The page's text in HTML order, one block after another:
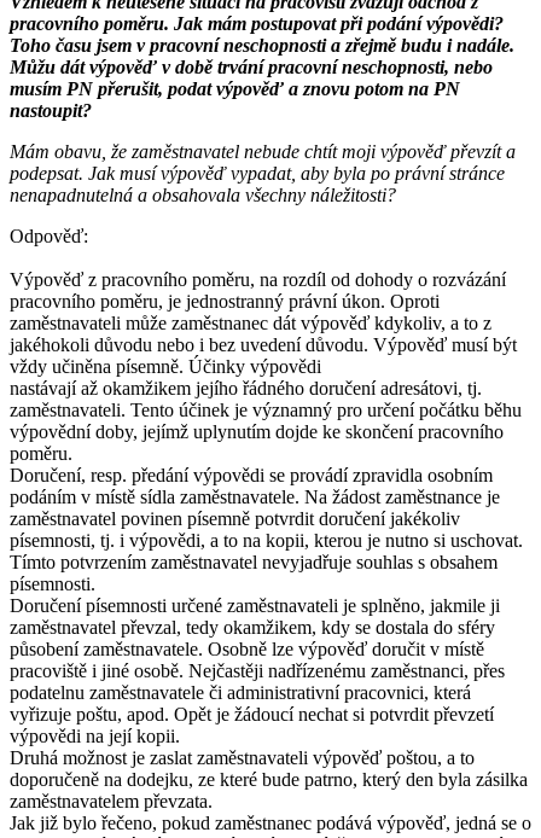
pracovního poměru. Jak mám postupovat při podání výpovědi?
Toho času jsem v pracovní neschopnosti a zřejmě budu i nadále.
Můžu dát výpověď v době trvání pracovní neschopnosti, nebo
musím PN přerušit, podat výpověď a znovu potom na PN
nastoupit?
Mám obavu, že zaměstnavatel nebude chtít moji výpověď převzít a
podepsat. Jak musí výpověď vypadat, aby byla po právní stránce
nenapadnutelná a obsahovala všechny náležitosti?
Odpověď:
Výpověď z pracovního poměru, na rozdíl od dohody o rozvázání
pracovního poměru, je jednostranný právní úkon. Oproti
zaměstnavateli může zaměstnanec dát výpověď kdykoliv, a to z
jakéhokoli důvodu nebo i bez uvedení důvodu. Výpověď musí být
vždy učiněna písemně. Účinky výpovědi
nastávají až okamžikem jejího řádného doručení adresátovi, tj.
zaměstnavateli. Tento účinek je významný pro určení počátku běhu
výpovědní doby, jejímž uplynutím dojde ke skončení pracovního
poměru.
Doručení, resp. předání výpovědi se provádí zpravidla osobním
podáním v místě sídla zaměstnavatele. Na žádost zaměstnance je
zaměstnavatel povinen písemně potvrdit doručení jakékoliv
písemnosti, tj. i výpovědi, a to na kopii, kterou je nutno si uschovat.
Tímto potvrzením zaměstnavatel nevyjadřuje souhlas s obsahem
písemnosti.
Doručení písemnosti určené zaměstnavateli je splněno, jakmile ji
zaměstnavatel převzal, tedy okamžikem, kdy se dostala do sféry
působení zaměstnavatele. Osobně lze výpověď doručit v místě
pracoviště i jiné osobě. Nejčastěji nadřízenému zaměstnanci, přes
podatelnu zaměstnavatele či administrativní pracovnici, která
vyřizuje poštu, apod. Opět je žádoucí nechat si potvrdit převzetí
výpovědi na její kopii.
Druhá možnost je zaslat zaměstnavateli výpověď poštou, a to
doporučeně na dodejku, ze které bude patrno, který den byla zásilka
zaměstnavatelem převzata.
Jak již bylo řečeno, pokud zaměstnanec podává výpověď, jedná se o